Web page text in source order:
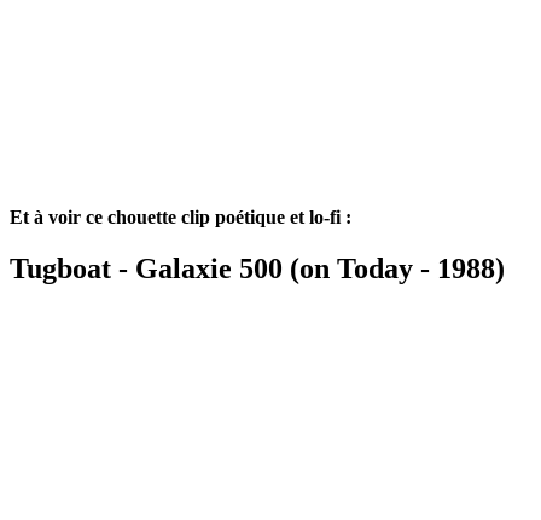
Et à voir ce chouette clip poétique et lo-fi :
Tugboat - Galaxie 500 (on Today - 1988)